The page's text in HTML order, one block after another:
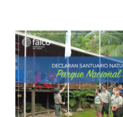
Ver
imagen
más
grande